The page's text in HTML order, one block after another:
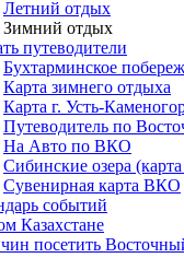
Летний отдых
Зимний отдых
путеводители
Бухтарминское
Карта зимнего отдыха
Карта г. Усть-
Путеводитель по
На Авто по ВКО
Сибинские озера
Сувенирная карта ВКО
событий
Казахстане
посетить